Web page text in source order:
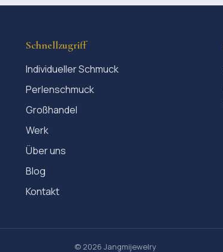
Schnellzugriff
Individueller Schmuck
Perlenschmuck
Großhandel
Werk
Über uns
Blog
Kontakt
© 2026 Jangmijewelry